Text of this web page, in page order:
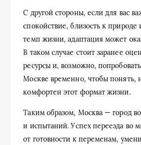
С другой стороны, если для вас
спокойствие, близость к
темп жизни, адаптация может
В таком случае стоит заранее
ресурсы и, возможно,
Москве временно, чтобы понять,
комфортен этот формат жизни.
Таким образом, Москва — город
и испытаний. Успех переезда во
от готовности к переменам,